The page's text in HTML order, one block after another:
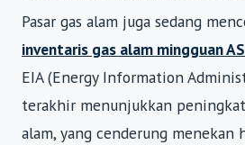
Pasar gas alam juga sedang
inventaris gas alam mingguan AS
EIA (Energy Information
terakhir menunjukkan
alam, yang cenderung menekan